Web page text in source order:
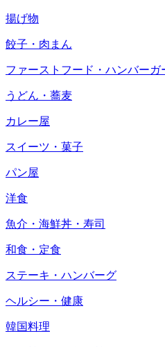
揚げ物
餃子・肉まん
ファーストフード・ハンバーガ
うどん・蕎麦
カレー屋
スイーツ・菓子
パン屋
洋食
魚介・海鮮丼・寿司
和食・定食
ステーキ・ハンバーグ
ヘルシー・健康
韓国料理